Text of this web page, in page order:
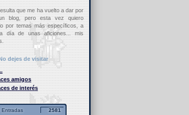
que me ha vuelto a dar por
blog, pero esta vez quiero
por temas más específicos, a
día de unas aficiones... mis
dejes de visitar
amigos
de interés
Entradas 2581